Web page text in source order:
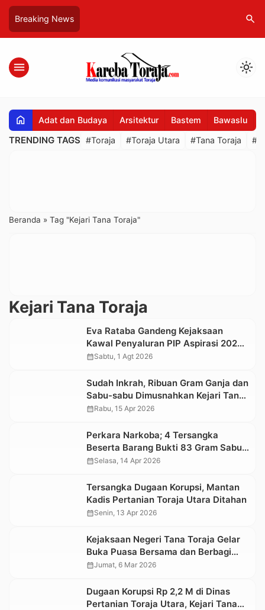
Breaking News search
menu light_mode
home Adat dan Budaya Arsitektur Bastem Bawaslu
TRENDING TAGS #Toraja #Toraja Utara #Tana Toraja
Beranda » Tag "Kejari Tana Toraja"
Kejari Tana Toraja
Eva Rataba Gandeng Kejaksaan
Kawal Penyaluran PIP Aspirasi 2026
melalui Program Jaga Indonesia
calendar_monthSabtu, 1 Agt 2026
Sudah Inkrah, Ribuan Gram Ganja dan
Sabu-sabu Dimusnahkan Kejari Tana
Toraja
calendar_monthRabu, 15 Apr 2026
Perkara Narkoba; 4 Tersangka
Beserta Barang Bukti 83 Gram Sabu-
sabu Diserahkan ke Kejari Tana
calendar_monthSelasa, 14 Apr 2026
Tersangka Dugaan Korupsi, Mantan
Kadis Pertanian Toraja Utara Ditahan
calendar_monthSenin, 13 Apr 2026
Kejaksaan Negeri Tana Toraja Gelar
Buka Puasa Bersama dan Berbagi
Takjil ke Pengendara Lalu Lintas
calendar_monthJumat, 6 Mar 2026
Dugaan Korupsi Rp 2,2 M di Dinas
Pertanian Toraja Utara, Kejari Tana